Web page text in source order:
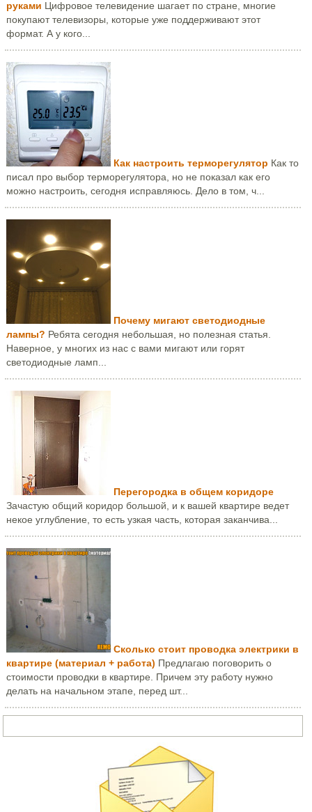
руками Цифровое телевидение шагает по стране, многие
покупают телевизоры, которые уже поддерживают этот
формат. А у кого...
Как настроить терморегулятор Как то
писал про выбор терморегулятора, но не показал как его
можно настроить, сегодня исправляюсь. Дело в том, ч...
Почему мигают светодиодные
лампы? Ребята сегодня небольшая, но полезная статья.
Наверное, у многих из нас с вами мигают или горят
светодиодные ламп...
Перегородка в общем коридоре
Зачастую общий коридор большой, и к вашей квартире ведет
некое углубление, то есть узкая часть, которая заканчива...
Сколько стоит проводка электрики в
квартире (материал + работа) Предлагаю поговорить о
стоимости проводки в квартире. Причем эту работу нужно
делать на начальном этапе, перед шт...